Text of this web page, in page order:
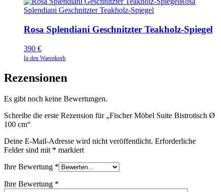
Splendiani Geschnitzter Teakholz-Spiegel
Rosa Splendiani Geschnitzter Teakholz-Spiegel
390 €
In den Warenkorb
Rezensionen
Es gibt noch keine Bewertungen.
Schreibe die erste Rezension für „Fischer Möbel Suite Bistrotisch Ø
100 cm“
Deine E-Mail-Adresse wird nicht veröffentlicht. Erforderliche
Felder sind mit * markiert
Ihre Bewertung *
Ihre Bewertung *